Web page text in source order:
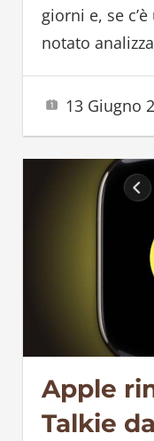
giorni e, se
notato
13 Giugno
Apple
Talkie